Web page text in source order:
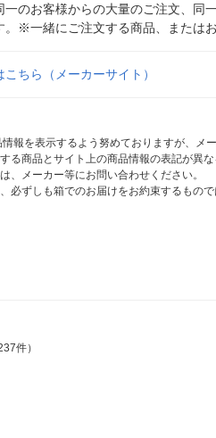
一のお客様からの大量のご注文、同
。※一緒にご注文する商品、または
ちら（メーカーサイト）
報を表示するよう努めておりますが、
る商品とサイト上の商品情報の表記が
、メーカー等にお問い合わせください。
必ずしも箱でのお届けをお約束するもの
件）